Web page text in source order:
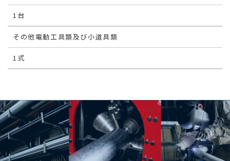
1台
その他電動工具類及び小道具類
1式